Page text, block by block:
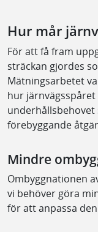
Hur mår
För att få fram
sträckan gjordes
Mätningsarbetet
hur
förebyggande
Mindre
Ombyggnationen
vi behöver göra
för att anpassa